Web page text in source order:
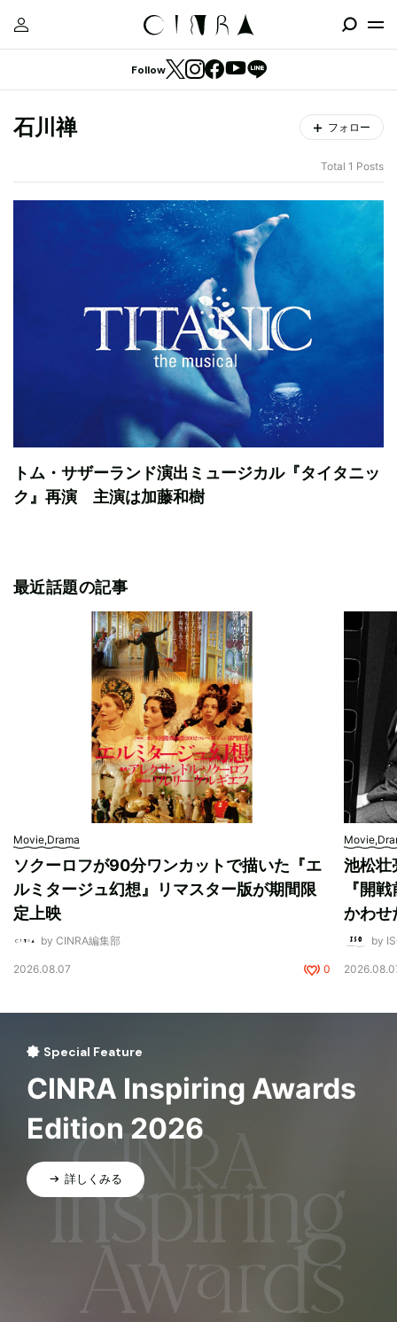
Follow
石川禅 フォロー
Total 1 Posts
トム・サザーランド演出ミュージカル『タイタニッ
ク』再演 主演は加藤和樹
最近話題の記事
Movie,Drama
ソクーロフが90分ワンカットで描いた『エ
ルミタージュ幻想』リマスター版が期間限
定上映
by CINRA編集部
2026.08.07 0
池松壮
『開
かわせ
by
Special Feature
CINRA Inspiring Awards
Edition 2026
詳しくみる